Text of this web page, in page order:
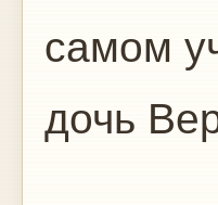
самом
дочь